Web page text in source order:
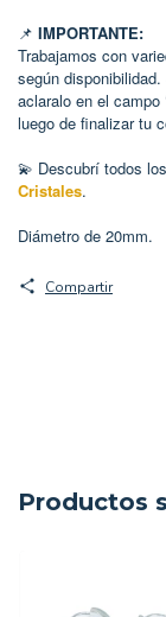
📌 IMPORTANTE:
Trabajamos con
según
aclaralo en el campo
luego de finalizar tu
💫 Descubrí todos
Cristales.
Diámetro de 20mm.
Compartir
Productos